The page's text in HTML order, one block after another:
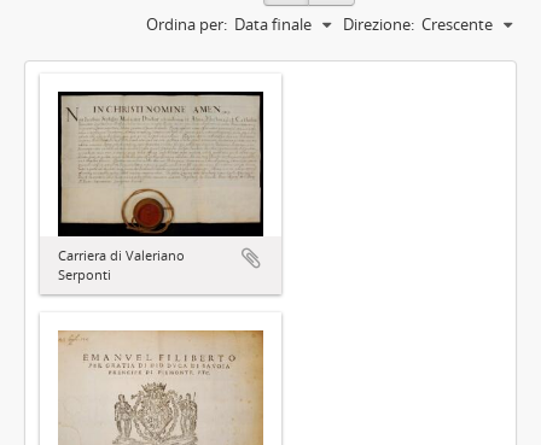
Ordina per: Data finale Direzione: Crescente
Carriera di Valeriano
Serponti